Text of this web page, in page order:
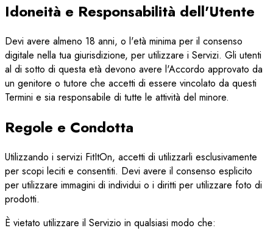
Idoneità e Responsabilità dell'Utente
Devi avere almeno 18 anni, o l'età minima per il consenso
digitale nella tua giurisdizione, per utilizzare i Servizi. Gli utenti
al di sotto di questa età devono avere l'Accordo approvato da
un genitore o tutore che accetti di essere vincolato da questi
Termini e sia responsabile di tutte le attività del minore.
Regole e Condotta
Utilizzando i servizi FitItOn, accetti di utilizzarli esclusivamente
per scopi leciti e consentiti. Devi avere il consenso esplicito
per utilizzare immagini di individui o i diritti per utilizzare foto di
prodotti.
È vietato utilizzare il Servizio in qualsiasi modo che: